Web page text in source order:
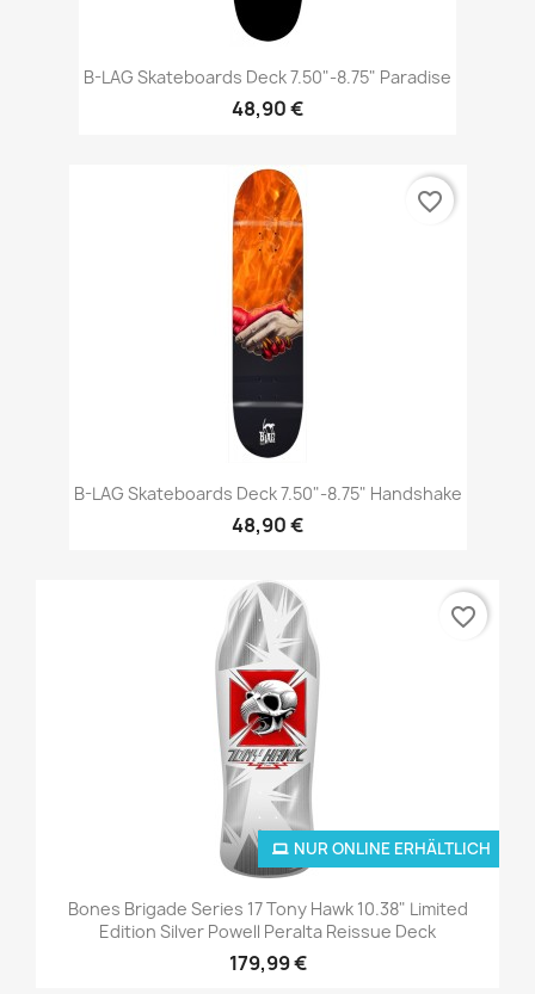
B-LAG Skateboards Deck 7.50"-8.75" Paradise
48,90 €
B-LAG Skateboards Deck 7.50"-8.75" Handshake
48,90 €
favorite_border
Bones Brigade Series 17 Tony Hawk 10.38" Limited
Edition Silver Powell Peralta Reissue Deck
179,99 €
NUR ONLINE ERHÄLTLICH
favorite_border